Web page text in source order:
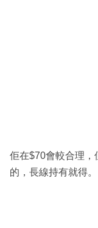
佢在$70會較合理，
的，長線持有就得